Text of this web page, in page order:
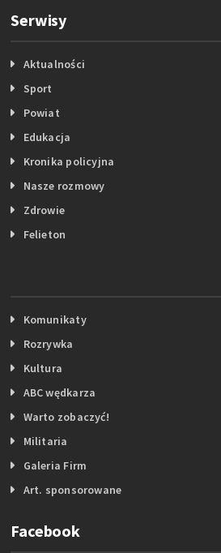
Serwisy
Aktualności
Sport
Powiat
Edukacja
Kronika policyjna
Nasze rozmowy
Zdrowie
Felieton
Komunikaty
Rozrywka
Kultura
ABC wędkarza
Warto zobaczyć!
Militaria
Galeria Firm
Art. sponsorowane
Facebook